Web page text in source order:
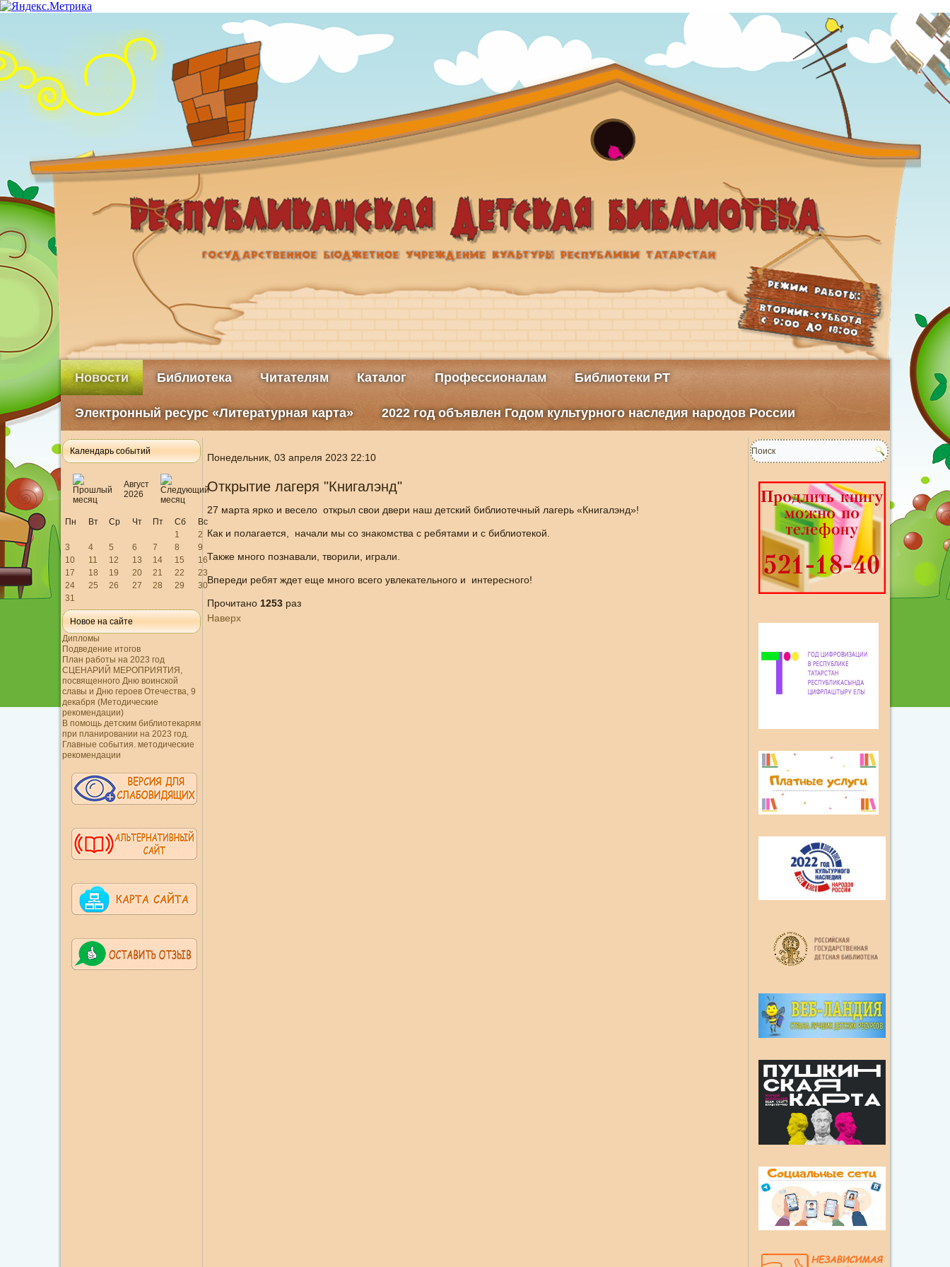
Новости Библиотека Читателям Каталог Профессионалам Библиотеки РТ
Электронный ресурс «Литературная карта» 2022 год объявлен Годом культурного наследия народов России
Календарь событий
Август
2026
Пн Вт Ср Чт Пт Сб
Вс
1
2
3
4 5 6 7 8
9
10
11 12 13 14 15
16
17
18 19 20 21 22
23
24
25 26 27 28 29
30
31
Новое на сайте
Дипломы
Подведение итогов
План работы на 2023 год
СЦЕНАРИЙ МЕРОПРИЯТИЯ,
посвященного Дню воинской
славы и Дню героев Отечества, 9
декабря (Методические
рекомендации)
В помощь детским библиотекарям
при планировании на 2023 год.
Главные события. методические
рекомендации
Понедельник, 03 апреля 2023 22:10
Открытие лагеря "Книгалэнд"
27 марта ярко и весело открыл свои двери наш детский библиотечный лагерь «Книгалэнд»!
Как и полагается, начали мы со знакомства с ребятами и с библиотекой.
Также много познавали, творили, играли.
Впереди ребят ждет еще много всего увлекательного и интересного!
Прочитано 1253раз
Наверх